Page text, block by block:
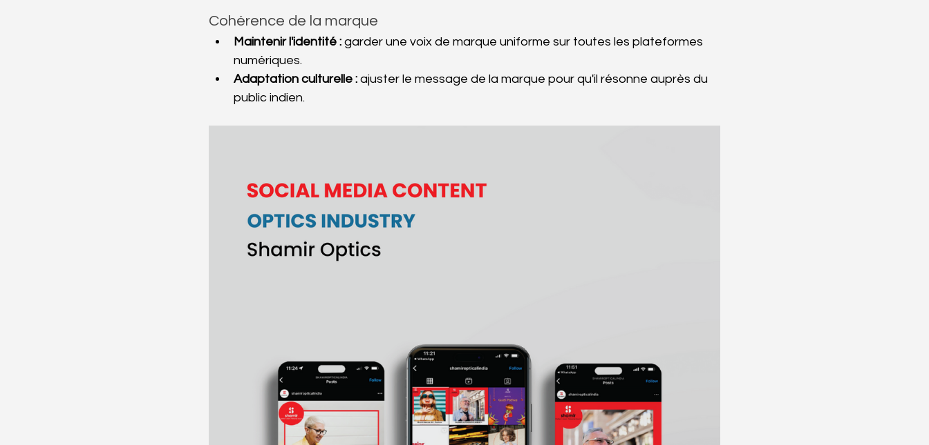
Cohérence de la marque
Maintenir l'identité : garder une voix de marque uniforme sur toutes les plateformes
numériques.
Adaptation culturelle : ajuster le message de la marque pour qu'il résonne auprès du
public indien.